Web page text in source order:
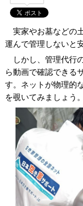
実家やお墓などの
運んで管理しないと
しかし、管理代行
ら動画で確認できる
す。ネットが物理的
を覗いてみましょう。